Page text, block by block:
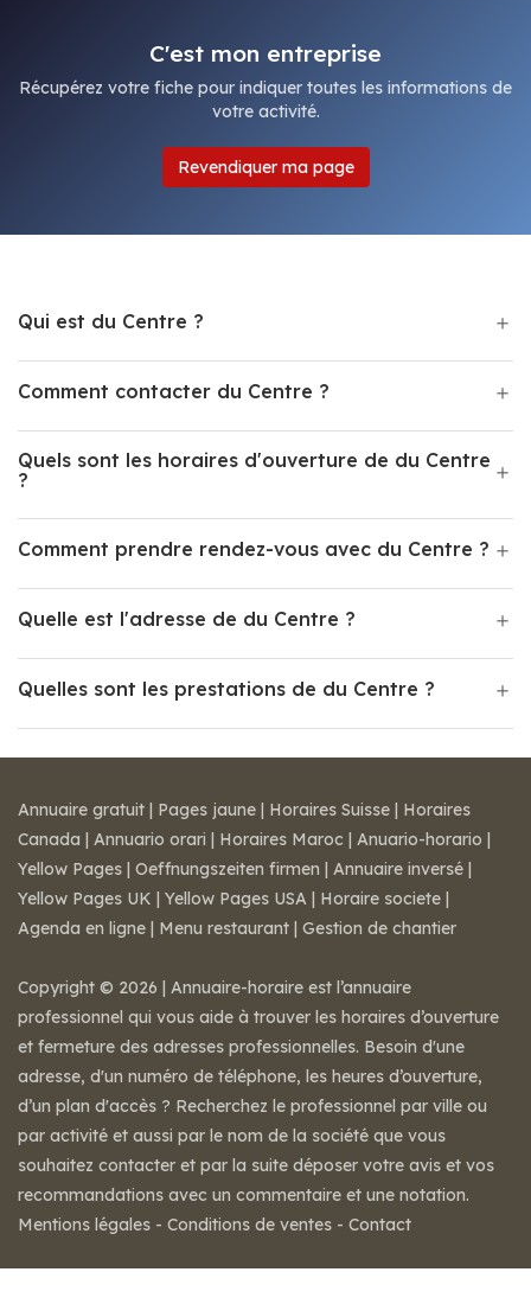
C'est mon entreprise
Récupérez votre fiche pour indiquer toutes les informations de
votre activité.
Revendiquer ma page
Qui est du Centre ?
Comment contacter du Centre ?
Quels sont les horaires d'ouverture de du Centre
?
Comment prendre rendez-vous avec du Centre ?
Quelle est l'adresse de du Centre ?
Quelles sont les prestations de du Centre ?
Annuaire gratuit | Pages jaune | Horaires Suisse | Horaires
Canada | Annuario orari | Horaires Maroc | Anuario-horario |
Yellow Pages | Oeffnungszeiten firmen | Annuaire inversé |
Yellow Pages UK | Yellow Pages USA | Horaire societe |
Agenda en ligne | Menu restaurant | Gestion de chantier
Copyright © 2026 | Annuaire-horaire est l’annuaire
professionnel qui vous aide à trouver les horaires d’ouverture
et fermeture des adresses professionnelles. Besoin d'une
adresse, d'un numéro de téléphone, les heures d’ouverture,
d’un plan d'accès ? Recherchez le professionnel par ville ou
par activité et aussi par le nom de la société que vous
souhaitez contacter et par la suite déposer votre avis et vos
recommandations avec un commentaire et une notation.
Mentions légales - Conditions de ventes - Contact